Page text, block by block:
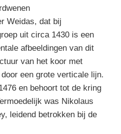
Weidas, dat bij
uit circa 1430 is een
afbeeldingen van dit
van het koor met
een grote verticale lijn.
en behoort tot de kring
was Nikolaus
leidend betrokken bij de